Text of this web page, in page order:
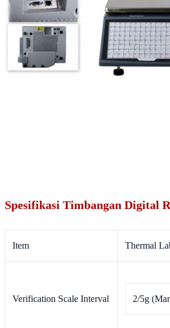
Spesifikasi Timbangan Digital
Item Thermal
Verification Scale Interval 2/5g